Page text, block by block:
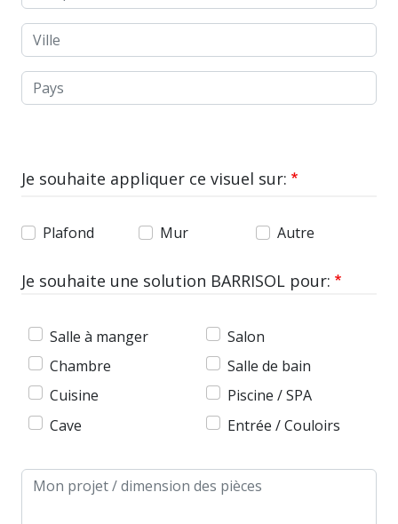
Ville
Pays
Je souhaite appliquer ce visuel sur:
Plafond Mur Autre
Je souhaite une solution BARRISOL pour:
Salle à manger
Salon
Chambre
Salle de bain
Cuisine
Piscine / SPA
Cave
Entrée / Couloirs
Message